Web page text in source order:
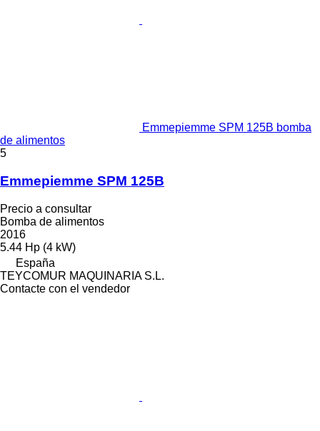
Emmepiemme SPM 125B bomba
de alimentos
5
Emmepiemme SPM 125B
Precio a consultar
Bomba de alimentos
2016
5.44 Hp (4 kW)
España
TEYCOMUR MAQUINARIA S.L.
Contacte con el vendedor